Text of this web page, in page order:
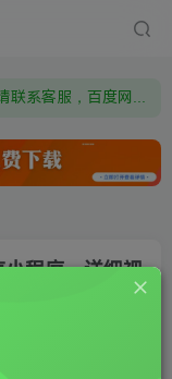
本站资源来自网络搜集，如有侵权，请联系删除：fuyej@qq.com 附上证书和内容链接
需要什么游戏请联系客服，若链接失效请联系客服，百度网盘边上的激活码也是解压密码
程序，详细视